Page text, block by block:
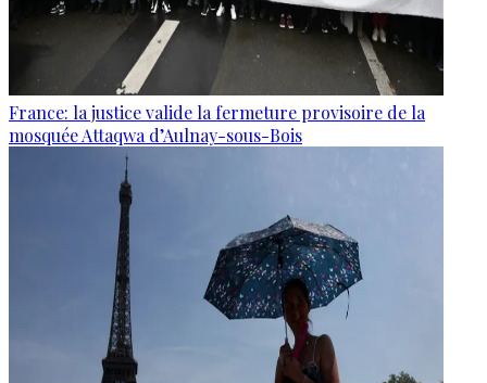
France: la justice valide la fermeture provisoire de la
mosquée Attaqwa d’Aulnay-sous-Bois